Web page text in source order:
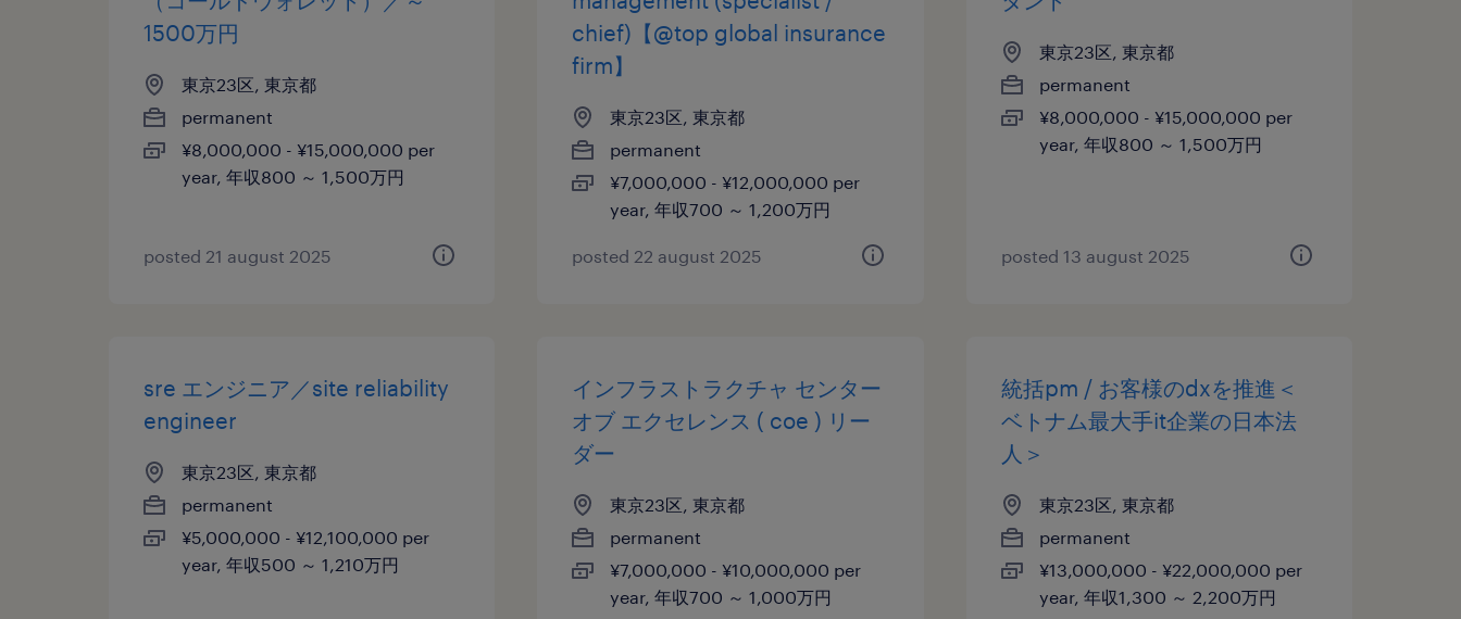
1500万円
東京23区, 東京都
permanent
¥8,000,000 - ¥15,000,000 per
year, 年収800 ～ 1,500万円
posted 21 august 2025
chief)【@top global insurance
firm】
東京23区, 東京都
permanent
¥7,000,000 - ¥12,000,000 per
year, 年収700 ～ 1,200万円
posted 22 august 2025
東京23区, 東京都
permanent
¥8,000,000 - ¥15,000,000 per
year, 年収800 ～ 1,500万円
posted 13 august 2025
sre エンジニア／site reliability
engineer
東京23区, 東京都
permanent
¥5,000,000 - ¥12,100,000 per
year, 年収500 ～ 1,210万円
インフラストラクチャ センター
オブ エクセレンス ( coe ) リー
ダー
東京23区, 東京都
permanent
¥7,000,000 - ¥10,000,000 per
year, 年収700 ～ 1,000万円
統括pm / お客様のdxを推進＜
ベトナム最大手it企業の日本法
人＞
東京23区, 東京都
permanent
¥13,000,000 - ¥22,000,000 per
year, 年収1,300 ～ 2,200万円